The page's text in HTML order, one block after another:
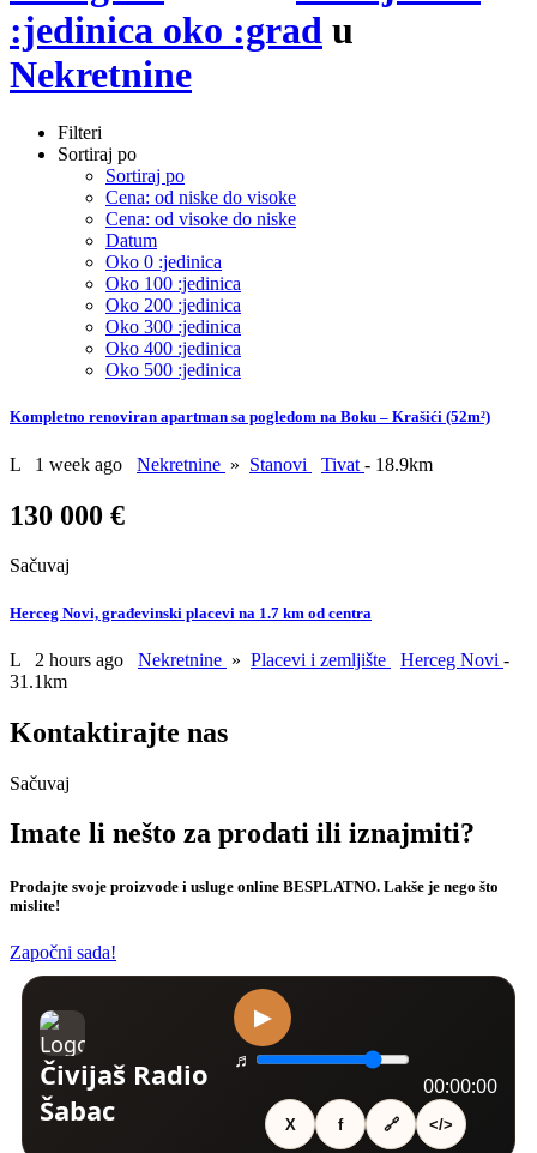
:jedinica oko :grad u
Nekretnine
Filteri
Sortiraj po
Sortiraj po
Cena: od niske do visoke
Cena: od visoke do niske
Datum
Oko 0 :jedinica
Oko 100 :jedinica
Oko 200 :jedinica
Oko 300 :jedinica
Oko 400 :jedinica
Oko 500 :jedinica
Kompletno renoviran apartman sa pogledom na Boku – Krašići (52m²)
L 1 week ago Nekretnine » Stanovi Tivat - 18.9km
130 000 €
Sačuvaj
Herceg Novi, građevinski placevi na 1.7 km od centra
L 2 hours ago Nekretnine » Placevi i zemljište Herceg Novi -
31.1km
Kontaktirajte nas
Sačuvaj
Imate li nešto za prodati ili iznajmiti?
Prodajte svoje proizvode i usluge online BESPLATNO. Lakše je nego što
mislite!
Započni sada!